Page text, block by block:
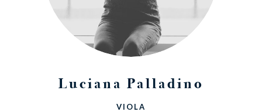
Luciana Palladino
VIOLA